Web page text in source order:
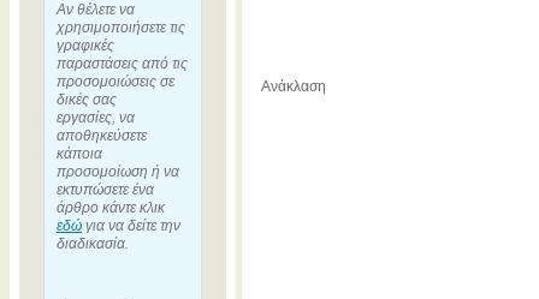
Αν θέλετε να
χρησιμοποιήσετε τις
γραφικές
παραστάσεις από τις
προσομοιώσεις σε
δικές σας
εργασίες, να
αποθηκεύσετε
κάποια
προσομοίωση ή να
εκτυπώσετε ένα
άρθρο κάντε κλικ
εδώ για να δείτε την
διαδικασία.
Ανάκλαση